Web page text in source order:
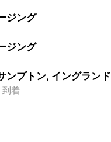
ジング
ジング
ンプトン, イングランド
着